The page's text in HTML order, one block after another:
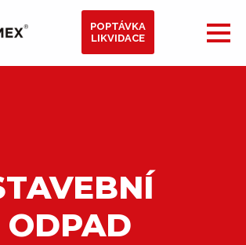
POPTÁVKA
LIKVIDACE
ODPAD